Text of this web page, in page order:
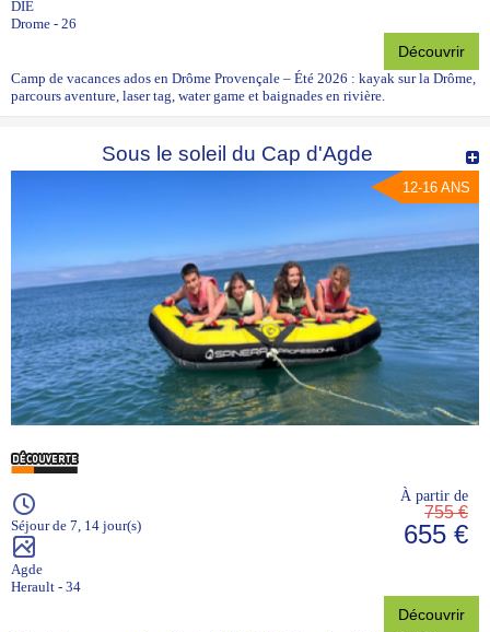
DIE
Drome - 26
Découvrir
Camp de vacances ados en Drôme Provençale – Été 2026 : kayak sur la Drôme,
parcours aventure, laser tag, water game et baignades en rivière.
Sous le soleil du Cap d'Agde
12-16 ANS
Séjour de 7, 14 jour(s)
Agde
Herault - 34
À partir de
755 €
655 €
Découvrir